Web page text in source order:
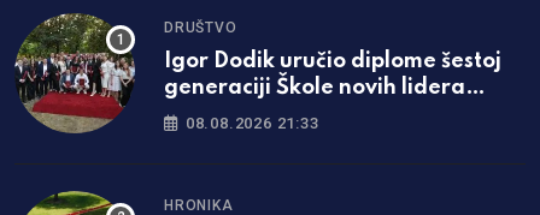
DRUŠTVO
Igor Dodik uručio diplome šestoj
generaciji Škole novih lidera
SNSD-a: „Za Srpsku se najviše
08.08.2026 21:33
HRONIKA